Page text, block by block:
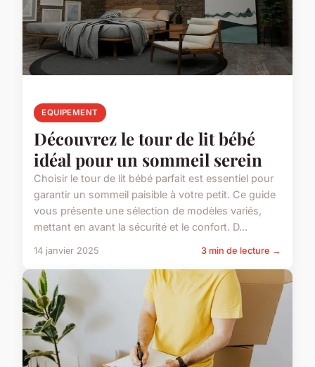
EQUIPEMENT
Découvrez le tour de lit bébé
idéal pour un sommeil serein
Choisir le tour de lit bébé parfait est essentiel pour
garantir un sommeil paisible à votre petit. Ce guide
vous présente une sélection de modèles variés,
mettant en avant la sécurité et le confort. D...
14 janvier 2025 3 min de lecture →